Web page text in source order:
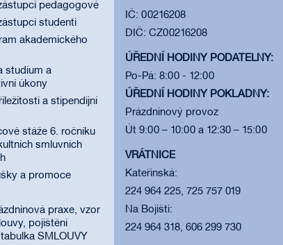
pedagogové
studenti
akademického
studium a
úkony
a stipendijní
stáže 6. ročníku
smluvních
a promoce
praxe, vzor
pojištění
SMLOUVY
IČ: 00216208
DIČ: CZ00216208
ÚŘEDNÍ HODINY PODATELNY:
Po-Pá: 8:00 - 12:00
ÚŘEDNÍ HODINY POKLADNY:
Prázdninový provoz
Út 9:00 – 10:00 a 12:30 – 15:00
VRÁTNICE
Kateřinská:
224 964 225, 725 757 019
Na Bojišti:
224 964 318, 606 299 730